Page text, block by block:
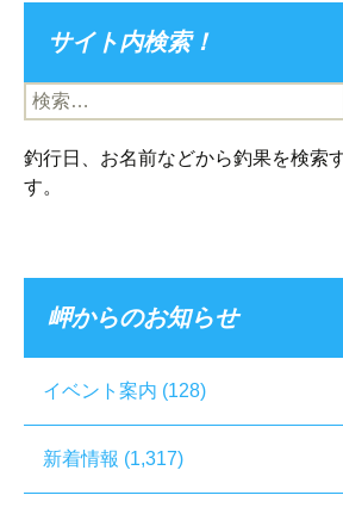
サイト内検索！
検
索:
釣行日、お名前などから釣果を検索
す。
岬からのお知らせ
イベント案内 (128)
新着情報 (1,317)